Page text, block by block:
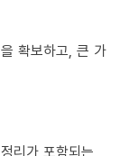
확보하고, 큰 가
리가 포함되는